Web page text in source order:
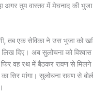
तुम वास्तव में मेघनाद की भुजा
तब एक सेविका ने उस भुजा को
दिए। अब सुलोचना को विश्वास
वह रथ में बैठकर रावण से
सिर मांगा। सुलोचना रावण से